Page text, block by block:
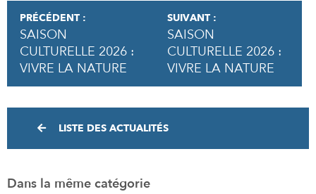
PRÉCÉDENT :
SAISON
CULTURELLE 2026 :
VIVRE LA NATURE
SUIVANT :
SAISON
CULTURELLE 2026 :
VIVRE LA NATURE
LISTE DES ACTUALITÉS
Dans la même catégorie